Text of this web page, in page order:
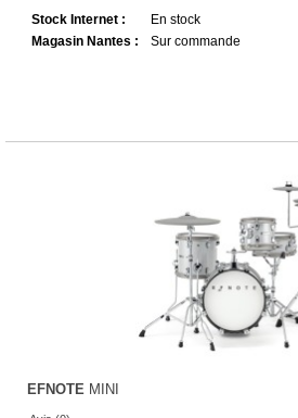
Stock Internet :
En stock
Magasin Nantes :
Sur commande
EFNOTE MINI